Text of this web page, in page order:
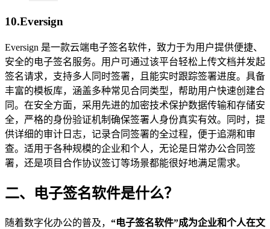
10.Eversign
Eversign 是一款云端电子签名软件，致力于为用户提供便捷、
安全的电子签名服务。用户可通过该平台轻松上传文档并发起
签名请求，支持多人同时签署，且能实时跟踪签署进度。具备
丰富的模板库，涵盖多种常见合同类型，帮助用户快速创建合
同。在安全方面，采用先进的加密技术保护数据传输和存储安
全，严格的身份验证机制确保签署人身份真实有效。同时，提
供详细的审计日志，记录合同签署的全过程，便于追溯和审
查。适用于各种规模的企业和个人，无论是日常办公合同签
署，还是项目合作协议签订等场景都能很好地满足需求。
二、电子签名软件是什么？
随着数字化办公的普及， “电子签名软件”成为企业和个人在文